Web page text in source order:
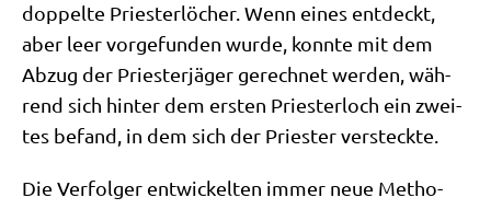
dop­pel­te Prie­ster­lö­cher. Wenn eines ent­deckt,
aber leer vor­ge­fun­den wur­de, konn­te mit dem
Abzug der Prie­ster­jä­ger gerech­net wer­den, wäh­
rend sich hin­ter dem ersten Prie­ster­loch ein zwei­
tes befand, in dem sich der Prie­ster versteckte.
Die Ver­fol­ger ent­wickel­ten immer neue Metho­